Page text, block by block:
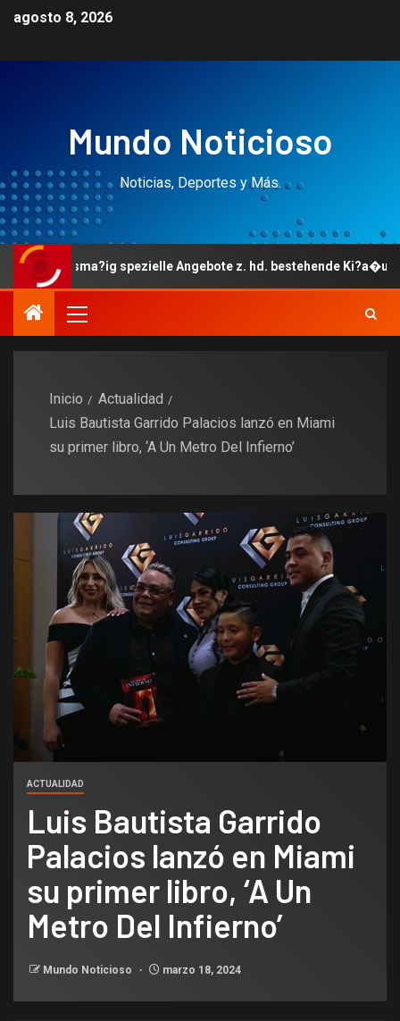
agosto 8, 2026
Mundo Noticioso
Noticias, Deportes y Más.
spezielle Angebote z. hd. bestehende Ki?a�ufern wie
Inicio
Actualidad
Luis Bautista Garrido Palacios lanzó en Miami
su primer libro, ‘A Un Metro Del Infierno’
ACTUALIDAD
Luis Bautista Garrido
Palacios lanzó en Miami
su primer libro, ‘A Un
Metro Del Infierno’
Mundo Noticioso marzo 18, 2024